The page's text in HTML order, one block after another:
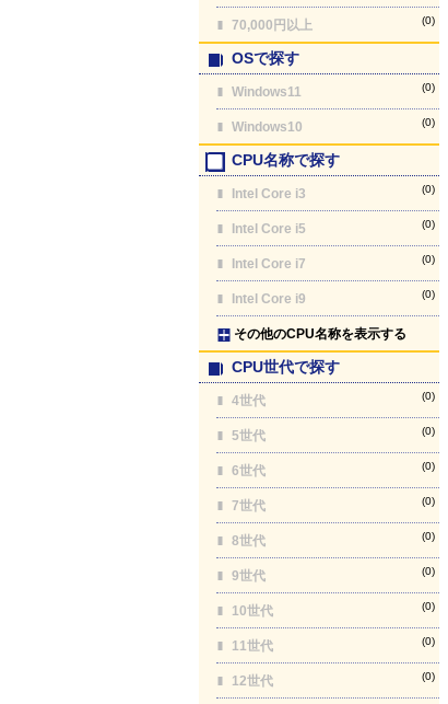
70,000円以上 (0)
OSで探す
Windows11 (0)
Windows10 (0)
CPU名称で探す
Intel Core i3 (0)
Intel Core i5 (0)
Intel Core i7 (0)
Intel Core i9 (0)
その他のCPU名称を表示する
CPU世代で探す
4世代 (0)
5世代 (0)
6世代 (0)
7世代 (0)
8世代 (0)
9世代 (0)
10世代 (0)
11世代 (0)
12世代 (0)